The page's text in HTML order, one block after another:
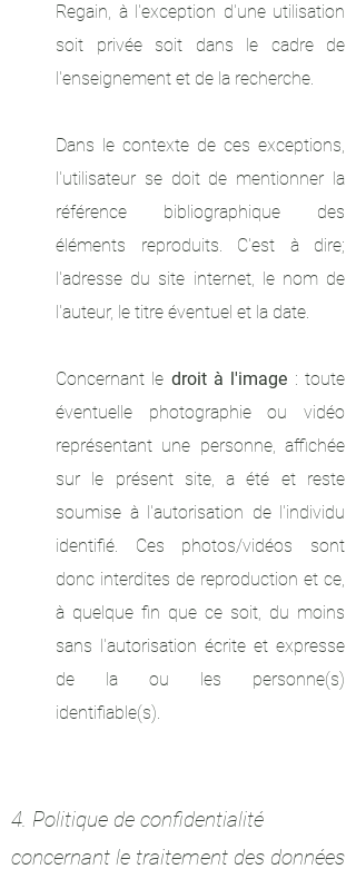
Regain, à l'exception d'une utilisation
soit privée soit dans le cadre de
l'enseignement et de la recherche.
Dans le contexte de ces exceptions,
l'utilisateur se doit de mentionner la
référence bibliographique des
éléments reproduits. C'est à dire;
l'adresse du site internet, le nom de
l'auteur, le titre éventuel et la date.
Concernant le droit à l'image : toute
éventuelle photographie ou vidéo
représentant une personne, affichée
sur le présent site, a été et reste
soumise à l'autorisation de l'individu
identifié. Ces photos/vidéos sont
donc interdites de reproduction et ce,
à quelque fin que ce soit, du moins
sans l'autorisation écrite et expresse
de la ou les personne(s)
identifiable(s).
4. Politique de confidentialité
concernant le traitement des données